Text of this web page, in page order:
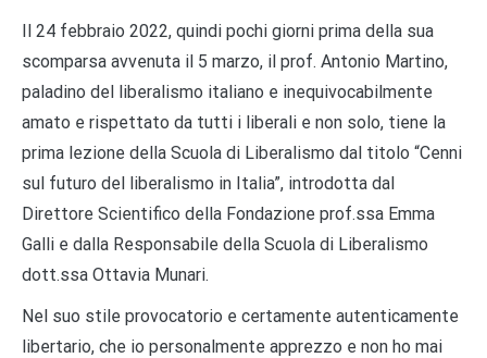
Il 24 febbraio 2022, quindi pochi giorni prima della sua
scomparsa avvenuta il 5 marzo, il prof. Antonio Martino,
paladino del liberalismo italiano e inequivocabilmente
amato e rispettato da tutti i liberali e non solo, tiene la
prima lezione della Scuola di Liberalismo dal titolo “Cenni
sul futuro del liberalismo in Italia”, introdotta dal
Direttore Scientifico della Fondazione prof.ssa Emma
Galli e dalla Responsabile della Scuola di Liberalismo
dott.ssa Ottavia Munari.
Nel suo stile provocatorio e certamente autenticamente
libertario, che io personalmente apprezzo e non ho mai